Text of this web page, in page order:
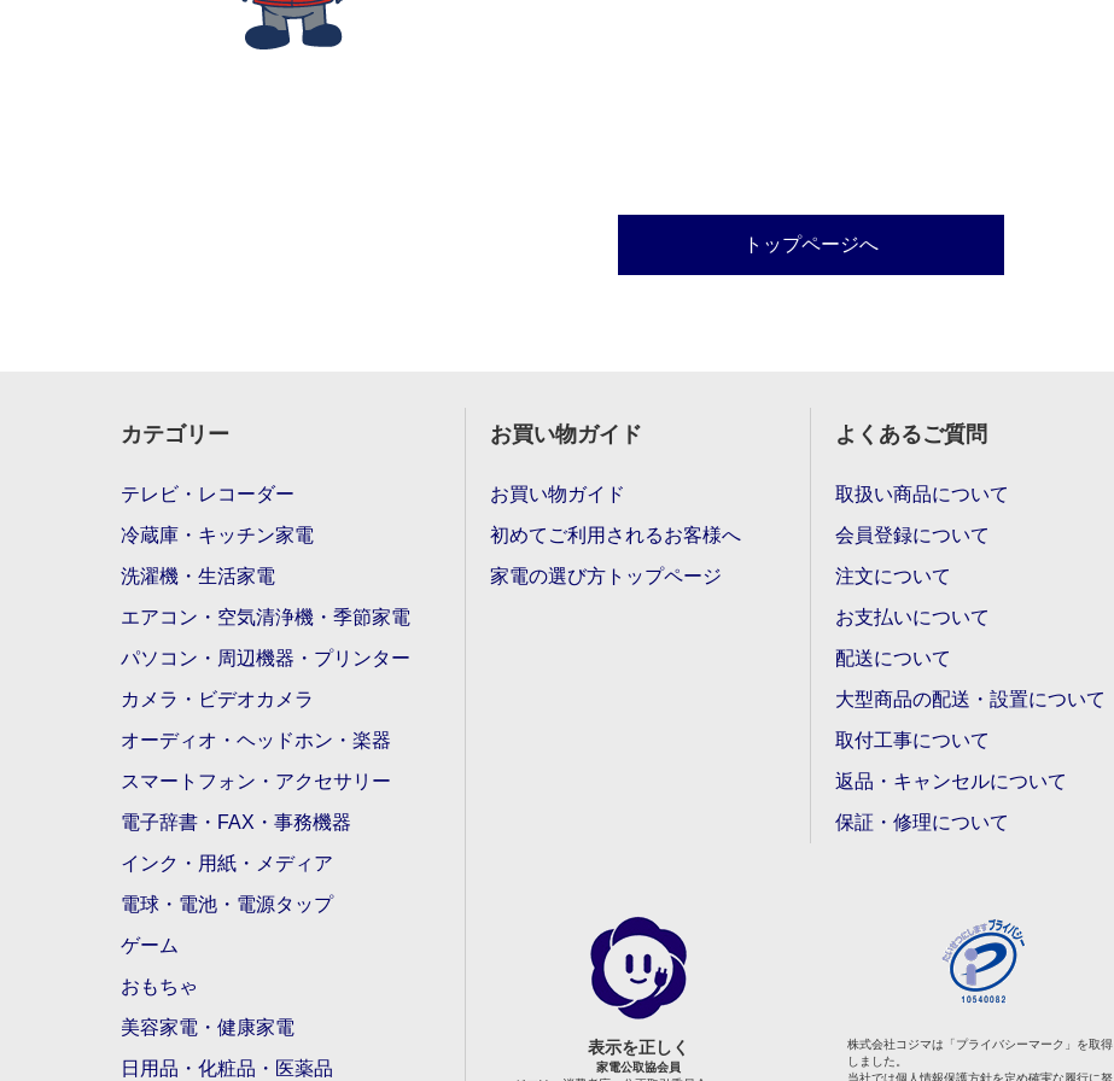
トップページへ
カテゴリー
テレビ・レコーダー
冷蔵庫・キッチン家電
洗濯機・生活家電
エアコン・空気清浄機・季節家電
パソコン・周辺機器・プリンター
カメラ・ビデオカメラ
オーディオ・ヘッドホン・楽器
スマートフォン・アクセサリー
電子辞書・FAX・事務機器
インク・用紙・メディア
電球・電池・電源タップ
ゲーム
おもちゃ
美容家電・健康家電
日用品・化粧品・医薬品
お買い物ガイド
お買い物ガイド
初めてご利用されるお客様へ
家電の選び方トップページ
よくあるご質問
取扱い商品について
会員登録について
注文について
お支払いについて
配送について
大型商品の配送・設置について
取付工事について
返品・キャンセルについて
保証・修理について
表示を正しく
家電公取協会員
株式会社コジマは「プライバシーマーク」を取得
しました。
当社では個人情報保護方針を定め確実な履行に努